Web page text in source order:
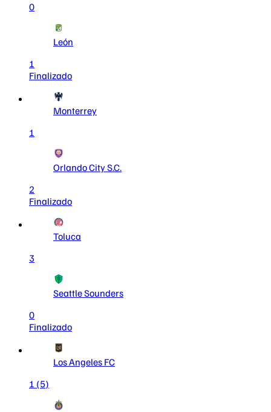
0
León
1
Finalizado
Monterrey
1
Orlando City S.C.
2
Finalizado
Toluca
3
Seattle Sounders
0
Finalizado
Los Angeles FC
1 (5)